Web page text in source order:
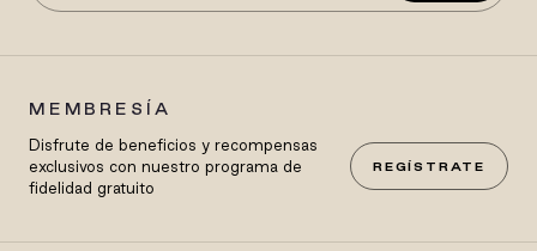
MEMBRESÍA
Disfrute de beneficios y recompensas
exclusivos con nuestro programa de
fidelidad gratuito
REGÍSTRATE